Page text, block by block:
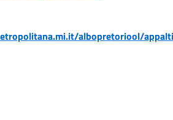
albopretoriool/